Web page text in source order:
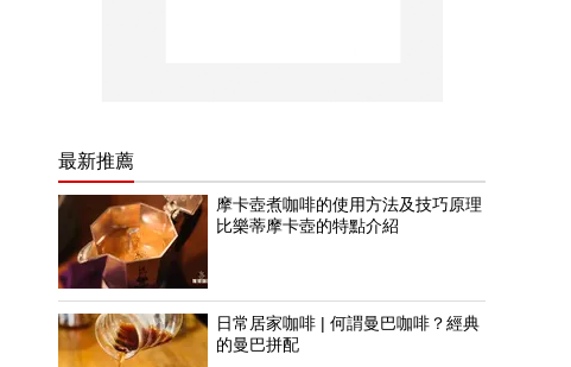
最新推薦
摩卡壺煮咖啡的使用方法及技巧原理
比樂蒂摩卡壺的特點介紹
日常居家咖啡 | 何謂曼巴咖啡？經典
的曼巴拼配